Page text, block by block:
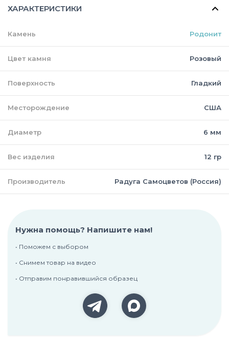
ХАРАКТЕРИСТИКИ
Камень Родонит
Цвет камня Розовый
Поверхность Гладкий
Месторождение США
Диаметр 6 мм
Вес изделия 12 гр
Производитель Радуга Самоцветов (Россия)
Нужна помощь? Напишите нам!
• Поможем с выбором
• Снимем товар на видео
• Отправим понравившийся образец